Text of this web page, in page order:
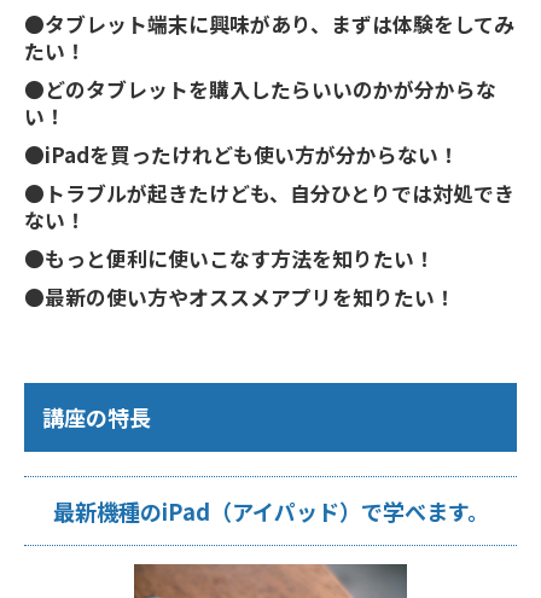
●タブレット端末に興味があり、まずは体験をしてみ
たい！
●どのタブレットを購入したらいいのかが分からな
い！
●iPadを買ったけれども使い方が分からない！
●トラブルが起きたけども、自分ひとりでは対処でき
ない！
●もっと便利に使いこなす方法を知りたい！
●最新の使い方やオススメアプリを知りたい！
講座の特長
最新機種のiPad（アイパッド）で学べます。